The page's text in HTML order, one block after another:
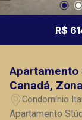
R$
Apartamento
Canadá,
Preto/SP;
Condomínio
Preto/SP
Apartamento